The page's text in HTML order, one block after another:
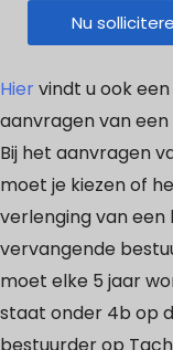
Nu
Hiervindt u ook
aanvragen van
Bij het aanvragen
moet je kiezen of
verlenging van
vervangende
moet elke 5 jaar
staat onder 4b op